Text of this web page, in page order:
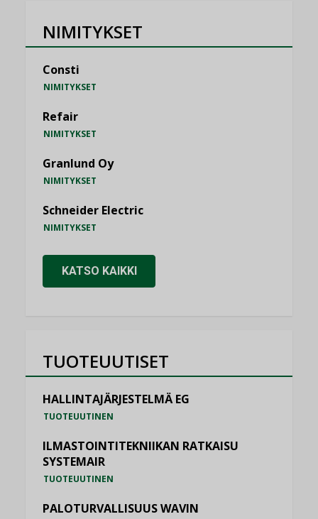
NIMITYKSET
Consti
NIMITYKSET
Refair
NIMITYKSET
Granlund Oy
NIMITYKSET
Schneider Electric
NIMITYKSET
KATSO KAIKKI
TUOTEUUTISET
HALLINTAJÄRJESTELMÄ EG
TUOTEUUTINEN
ILMASTOINTITEKNIIKAN RATKAISU
SYSTEMAIR
TUOTEUUTINEN
PALOTURVALLISUUS WAVIN